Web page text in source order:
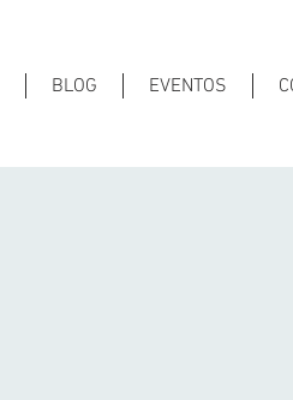
BLOG EVENTOS